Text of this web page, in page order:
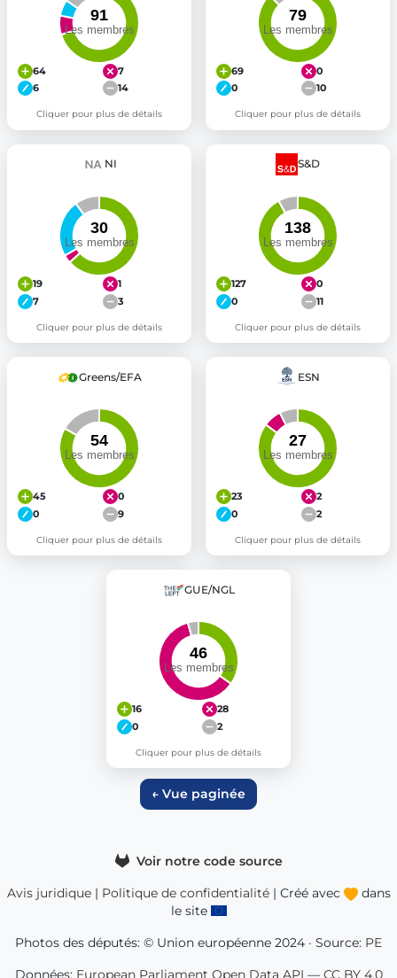
64
7
6
14
Cliquer pour plus de détails
69
0
0
10
Cliquer pour plus de détails
NI
19
1
7
3
Cliquer pour plus de détails
S&D
127
0
0
11
Cliquer pour plus de détails
Greens/EFA
45
0
0
9
Cliquer pour plus de détails
ESN
23
2
0
2
Cliquer pour plus de détails
GUE/NGL
16
28
0
2
Cliquer pour plus de détails
← Vue paginée
Voir notre code source
Avis juridique| Politique de confidentialité| Créé avec
dans
le site
Photos des députés: © Union européenne 2024 · Source: PE